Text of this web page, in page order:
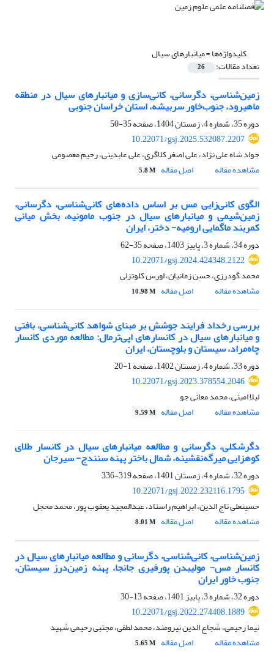
کلیدواژه‌ها =میانبارهای سیال
تعداد مقالات: 26
زمین‌شناسی، دگرسانی، کانی‌سازی و میانبارهای سیال در منطقه
ماهیرود، جنوب‌خاور سربیشه، استان خراسان جنوبی
دوره 35، شماره 4، زمستان 1404، صفحه
35-50
10.22071/gsj.2025.532087.2207
جواد شاه علی نژاد، علی اصغر کلاگری، علی عابدینی، رحیم معصومی
مشاهده مقاله
اصل مقاله 5.8 M
الگوی کانی‌زایی مس بر اساس داده‌های کانی‌شناسی، دگرسانی،
زمین‌شیمی و میانبارهای سیال در جنوب مامونیه، بخش میانی
کمربند ماگمایی ارومیه- دختر، ایران
دوره 34، شماره 3، پاییز 1403، صفحه
35-62
10.22071/gsj.2024.424348.2122
محمد گودرزی، حسن زمانیان، اورس کلوتزلی
مشاهده مقاله
اصل مقاله 10.98 M
بررسی رخداد فرایند جوشش بر مبنای شواهد کانی‌شناسی، بافتی
و میانبارهای سیال در کانسارهای اپی‌ترمال: مطالعه موردی کانسار
چاه‌مراد، سیستان و بلوچستان، ایران
دوره 33، شماره 4، زمستان 1402، صفحه
1-20
10.22071/gsj.2023.378554.2046
لیلا امینی، محمد معانی جو
مشاهده مقاله
اصل مقاله 9.59 M
دگرشکلی، دگرسانی و مطالعه میانبارهای سیال در کانسار طلای
کوهزایی میرگه‌نقشینه، شمال باختر پهنه سنندج- سیرجان
دوره 32، شماره 4، زمستان 1401، صفحه
319-336
10.22071/gsj.2022.232116.1795
حسینعلی تاج الدین، ابراهیم راستاد، عبدالمجید یعقوب پور، محمد محجل
مشاهده مقاله
اصل مقاله 8.01 M
زمین‌شناسی، کانی‌شناسی، دگرسانی و مطالعه میانبارهای سیال در
کانسار مس- مولیبدن پورفیری جانجا، پهنه زمین‌درز سیستان،
جنوب خاور ایران
دوره 32، شماره 3، پاییز 1401، صفحه
13-30
10.22071/gsj.2022.274408.1889
نیما رحیمی، شجاع الدین نیرومند، محمد لطفی، مجتبی رحیمی شهید
مشاهده مقاله
اصل مقاله 5.65 M